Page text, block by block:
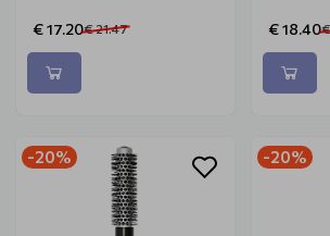
€ 17.20€ 21.47 € 18.40
-20% -20%